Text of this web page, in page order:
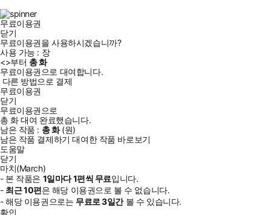
무료이용권
닫기
무료이용권을 사용하시겠습니까?
사용 가능 : 장
<>부터 총화
무료이용권으로 대여합니다.
다른 방법으로 결제
무료이용권
닫기
무료이용권으로
총 화대여 완료했습니다.
남은 작품 : 총화(원)
남은 작품 결제하기 대여한 작품 바로보기
도움말
닫기
마치(March)
- 본 작품은 1일마다1편씩 무료입니다.
- 최근10편은 해당 이용권으로 볼 수 없습니다.
- 해당 이용권으로는 무료로3일간볼 수 있습니다.
확인